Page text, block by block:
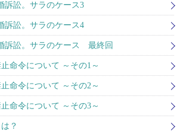
訴訟。サラのケース3
訴訟。サラのケース4
訴訟。サラのケース 最終回
命令について ～その1～
命令について ～その2～
命令について ～その3～
？